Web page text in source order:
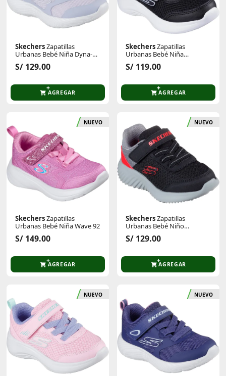
SkechersZapatillas
Urbanas Bebé Niña Dyna-
Lite
S/ 129.00
AGREGAR
SkechersZapatillas
Urbanas Bebé Niña
Selectors
S/ 119.00
AGREGAR
NUEVO
SkechersZapatillas
Urbanas Bebé Niña Wave 92
S/ 149.00
AGREGAR
NUEVO
SkechersZapatillas
Urbanas Bebé Niño
Bounder
S/ 129.00
AGREGAR
NUEVO NUEVO